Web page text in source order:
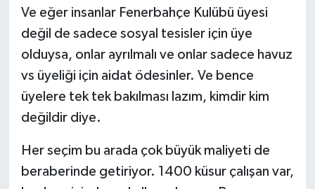
Ve eğer insanlar Fenerbahçe Kulübü üyesi
değil de sadece sosyal tesisler için üye
olduysa, onlar ayrılmalı ve onlar sadece havuz
vs üyeliği için aidat ödesinler. Ve bence
üyelere tek tek bakılması lazım, kimdir kim
değildir diye.
Her seçim bu arada çok büyük maliyeti de
beraberinde getiriyor. 1400 küsur çalışan var,